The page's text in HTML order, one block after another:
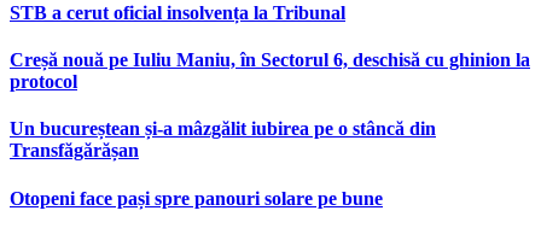
STB a cerut oficial insolvența la Tribunal
Creșă nouă pe Iuliu Maniu, în Sectorul 6, deschisă cu ghinion la
protocol
Un bucureștean și-a mâzgălit iubirea pe o stâncă din
Transfăgărășan
Otopeni face pași spre panouri solare pe bune